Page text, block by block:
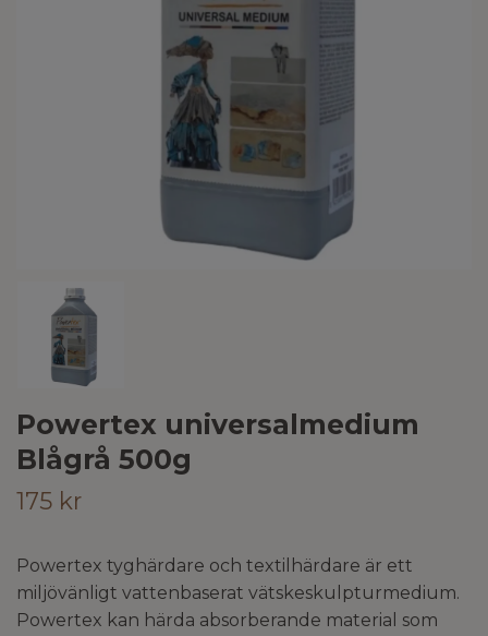
Powertex universalmedium
Blågrå 500g
175 kr
Powertex tyghärdare och textilhärdare är ett
miljövänligt vattenbaserat vätskeskulpturmedium.
Powertex kan härda absorberande material som